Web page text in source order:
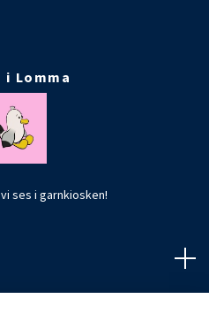
i Lomma
ses i garnkiosken!